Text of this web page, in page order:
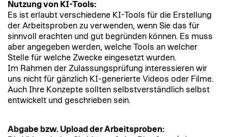
Nutzung von KI-Tools:
Es ist erlaubt verschiedene KI-Tools für die Erstellung
der Arbeitsproben zu verwenden, wenn Sie das für
sinnvoll erachten und gut begründen können. Es muss
aber angegeben werden, welche Tools an welcher
Stelle für welche Zwecke eingesetzt wurden.
Im Rahmen der Zulassungsprüfung interessieren wir
uns nicht für gänzlich KI-generierte Videos oder Filme.
Auch Ihre Konzepte sollten selbstverständlich selbst
entwickelt und geschrieben sein.
Abgabe bzw. Upload der Arbeitsproben: